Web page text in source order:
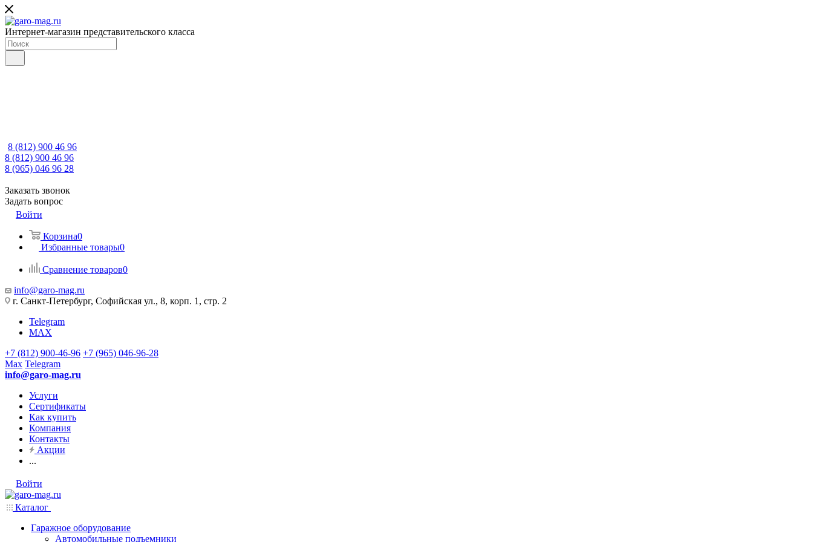
Интернет-магазин представительского класса
8 (812) 900 46 96
8 (812) 900 46 96
8 (965) 046 96 28
Заказать звонок
Задать вопрос
Войти
Корзина0
Избранные товары0
Сравнение товаров0
info@garo-mag.ru
г. Санкт-Петербург, Софийская ул., 8, корп. 1, стр. 2
Telegram
MAX
+7 (812) 900-46-96 +7 (965) 046-96-28
Max Telegram
info@garo-mag.ru
Услуги
Сертификаты
Как купить
Компания
Контакты
Акции
...
Войти
Каталог
Гаражное оборудование
Автомобильные подъемники